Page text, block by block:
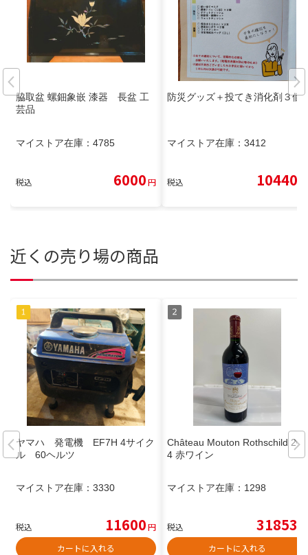
脇取盆 螺鈿象嵌 漆器 長盆 工
芸品
マイストア在庫： 4785
税込 6000円
防災グッズ＋投てき消化剤３個
マイストア在庫： 3412
税込 10440
近くの売り場の商品
ヤマハ 発電機 EF7H 4サイク
ル 60ヘルツ
マイストア在庫： 3330
税込 11600円
カートに入れる
Château Mouton Rothschild 201
4 赤ワイン
マイストア在庫： 1298
税込 31853
カートに入れる